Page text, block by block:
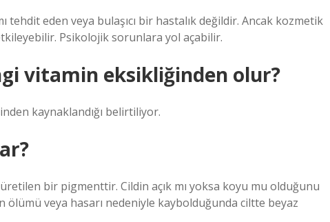
tehdit eden veya bulaşıcı bir hastalık değildir. Ancak kozmetik
Psikolojik sorunlara yol açabilir.
vitamin eksikliğinden olur?
kaynaklandığı belirtiliyor.
bir pigmenttir. Cildin açık mı yoksa koyu mu olduğunu
veya hasarı nedeniyle kaybolduğunda ciltte beyaz